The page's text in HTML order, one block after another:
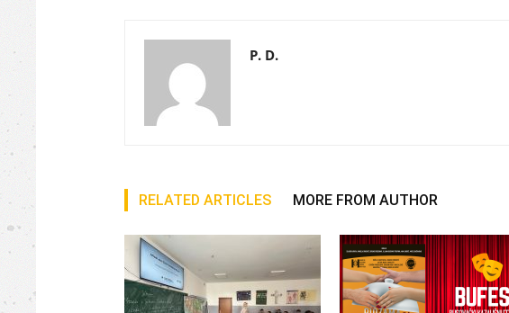
P. D.
RELATED ARTICLES MORE FROM AUTHOR